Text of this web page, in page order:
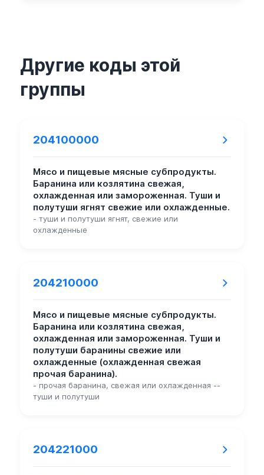
Другие коды этой
группы
204100000
Мясо и пищевые мясные субпродукты.
Баранина или козлятина свежая,
охлажденная или замороженная. Туши и
полутуши ягнят свежие или охлажденные.
- туши и полутуши ягнят, свежие или
охлажденные
204210000
Мясо и пищевые мясные субпродукты.
Баранина или козлятина свежая,
охлажденная или замороженная. Туши и
полутуши баранины свежие или
охлажденные (охлажденная свежая
прочая баранина).
- прочая баранина, свежая или охлажденная --
туши и полутуши
204221000